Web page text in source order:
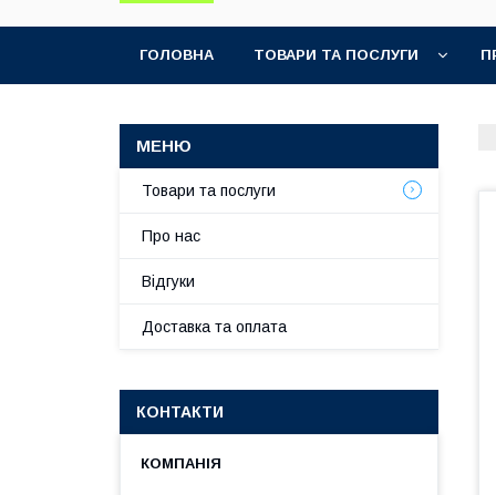
ГОЛОВНА ТОВАРИ ТА ПОСЛУГИ
Товари та послуги
Про нас
Відгуки
Доставка та оплата
КОНТАКТИ